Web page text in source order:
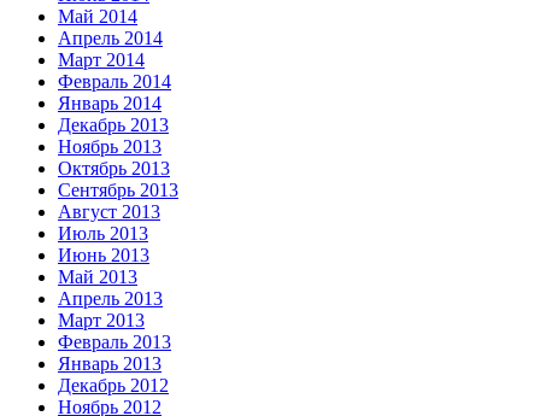
Май 2014
Апрель 2014
Март 2014
Февраль 2014
Январь 2014
Декабрь 2013
Ноябрь 2013
Октябрь 2013
Сентябрь 2013
Август 2013
Июль 2013
Июнь 2013
Май 2013
Апрель 2013
Март 2013
Февраль 2013
Январь 2013
Декабрь 2012
Ноябрь 2012